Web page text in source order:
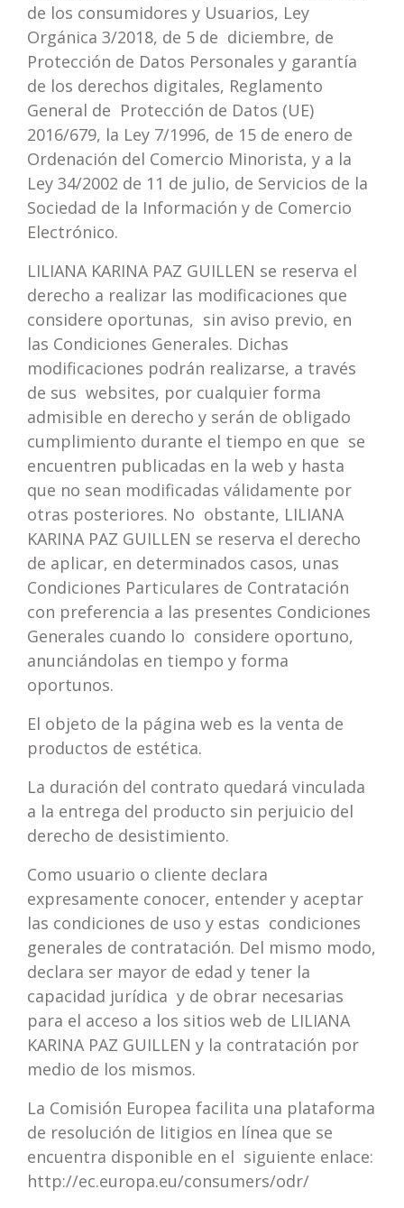
de los consumidores y Usuarios, Ley
Orgánica 3/2018, de 5 de diciembre, de
Protección de Datos Personales y garantía
de los derechos digitales, Reglamento
General de Protección de Datos (UE)
2016/679, la Ley 7/1996, de 15 de enero de
Ordenación del Comercio Minorista, y a la
Ley 34/2002 de 11 de julio, de Servicios de la
Sociedad de la Información y de Comercio
Electrónico.
LILIANA KARINA PAZ GUILLEN se reserva el
derecho a realizar las modificaciones que
considere oportunas, sin aviso previo, en
las Condiciones Generales. Dichas
modificaciones podrán realizarse, a través
de sus websites, por cualquier forma
admisible en derecho y serán de obligado
cumplimiento durante el tiempo en que se
encuentren publicadas en la web y hasta
que no sean modificadas válidamente por
otras posteriores. No obstante, LILIANA
KARINA PAZ GUILLEN se reserva el derecho
de aplicar, en determinados casos, unas
Condiciones Particulares de Contratación
con preferencia a las presentes Condiciones
Generales cuando lo considere oportuno,
anunciándolas en tiempo y forma
oportunos.
El objeto de la página web es la venta de
productos de estética.
La duración del contrato quedará vinculada
a la entrega del producto sin perjuicio del
derecho de desistimiento.
Como usuario o cliente declara
expresamente conocer, entender y aceptar
las condiciones de uso y estas condiciones
generales de contratación. Del mismo modo,
declara ser mayor de edad y tener la
capacidad jurídica y de obrar necesarias
para el acceso a los sitios web de LILIANA
KARINA PAZ GUILLEN y la contratación por
medio de los mismos.
La Comisión Europea facilita una plataforma
de resolución de litigios en línea que se
encuentra disponible en el siguiente enlace:
http://ec.europa.eu/consumers/odr/